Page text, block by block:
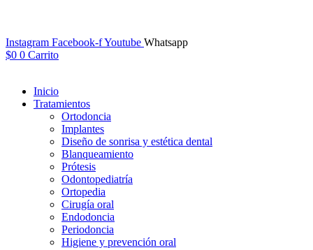
Instagram Facebook-fYoutube Whatsapp
$0 0 Carrito
Inicio
Tratamientos
Ortodoncia
Implantes
Diseño de sonrisa y estética dental
Blanqueamiento
Prótesis
Odontopediatría
Ortopedia
Cirugía oral
Endodoncia
Periodoncia
Higiene y prevención oral